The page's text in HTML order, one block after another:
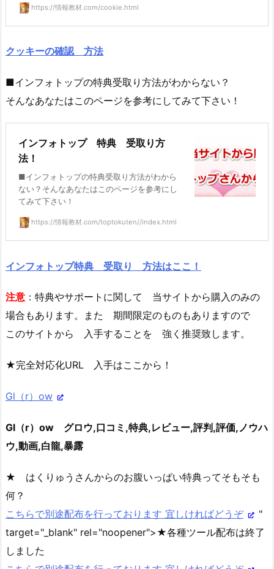
https://情報教材.com/cookie.html
クッキーの確認 方法
■インフォトップの特典受取り方法がわからない？
そんなあなたはこのページを参考にしてみて下さい！
インフォトップ 特典 受取り方
法！
■インフォトップの特典受取り方法がわから
ない？そんなあなたはこのページを参考にし
てみて下さい！
https://情報教材.com/toptokuten//index.html
インフォトップ特典 受取り 方法はここ！
注意 ：特典やサポートに関して 当サイトから購入のみの
場合もあります。また 期間限定のものもありますので
このサイトから 入手することを 強く推奨致します。
★完全対応化URL 入手はここから！
Gl（r）ow
Gl（r）ow グロウ,口コミ,特典,レビュー,評判,評価,ノウハ
ウ,動画,白龍,暴露
★ はくりゅうさんからのお腹いっぱい特典ってそもそも
何？
こちらで別途配布を行っております 宜しければどうぞ
"
target="_blank" rel="noopener">★各種ツール配布は終了
しました